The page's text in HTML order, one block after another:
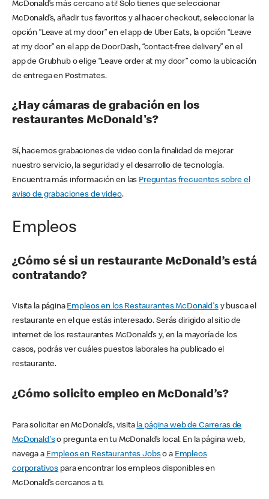
McDonald’s más cercano a ti! Solo tienes que seleccionar
McDonald’s, añadir tus favoritos y al hacer checkout, seleccionar la
opción “Leave at my door” en el app de Uber Eats, la opción “Leave
at my door” en el app de DoorDash, “contact-free delivery” en el
app de Grubhub o elige “Leave order at my door” como la ubicación
de entrega en Postmates.
¿Hay cámaras de grabación en los
restaurantes McDonald's?
Sí, hacemos grabaciones de video con la finalidad de mejorar
nuestro servicio, la seguridad y el desarrollo de tecnología.
Encuentra más información en las Preguntas frecuentes sobre el
aviso de grabaciones de video.
Empleos
¿Cómo sé si un restaurante McDonald’s está
contratando?
Visita la página Empleos en los Restaurantes McDonald'sy busca el
restaurante en el que estás interesado. Serás dirigido al sitio de
internet de los restaurantes McDonald’s y, en la mayoría de los
casos, podrás ver cuáles puestos laborales ha publicado el
restaurante.
¿Cómo solicito empleo en McDonald’s?
Para solicitar en McDonald’s, visita la página web de Carreras de
McDonald'so pregunta en tu McDonald’s local. En la página web,
navega a Empleos en Restaurantes Jobso a Empleos
corporativos para encontrar los empleos disponibles en
McDonald’s cercanos a ti.